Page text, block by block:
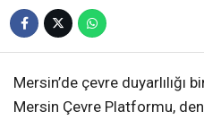
Mersin’de çevre duyarlılığı
Mersin Çevre Platformu,